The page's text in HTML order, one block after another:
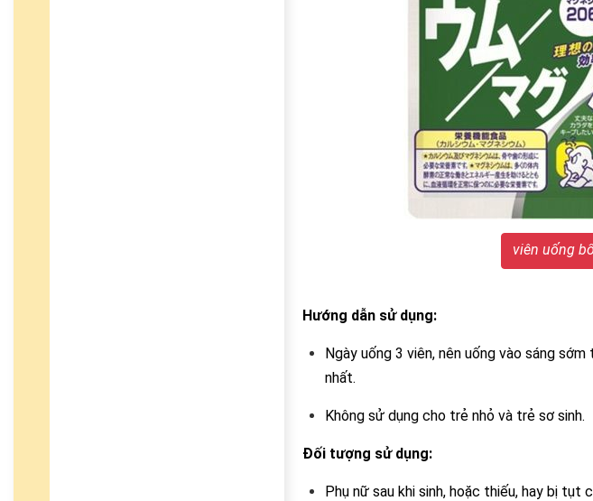
viên uống
Hướng dẫn sử dụng:
Ngày uống 3 viên, nên uống vào sáng
nhất.
Không sử dụng cho trẻ nhỏ và trẻ sơ sinh.
Đối tượng sử dụng:
Phụ nữ sau khi sinh, hoặc thiếu, hay bị tụt